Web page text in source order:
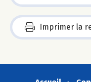
Imprimer la